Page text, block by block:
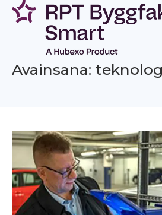
Siirry
sisältöön
Avainsana: